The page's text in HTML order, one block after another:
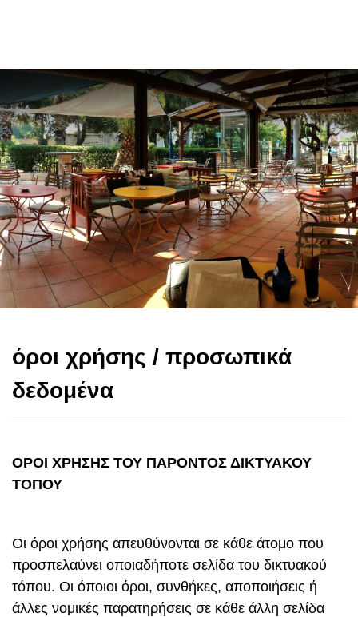
όροι χρήσης / προσωπικά
δεδομένα
ΟΡΟΙ ΧΡΗΣΗΣ ΤΟΥ ΠΑΡΟΝΤΟΣ ΔΙΚΤΥΑΚΟΥ
ΤΟΠΟΥ
Οι όροι χρήσης απευθύνονται σε κάθε άτομο που
προσπελαύνει οποιαδήποτε σελίδα του δικτυακού
τόπου. Οι όποιοι όροι, συνθήκες, αποποιήσεις ή
άλλες νομικές παρατηρήσεις σε κάθε άλλη σελίδα